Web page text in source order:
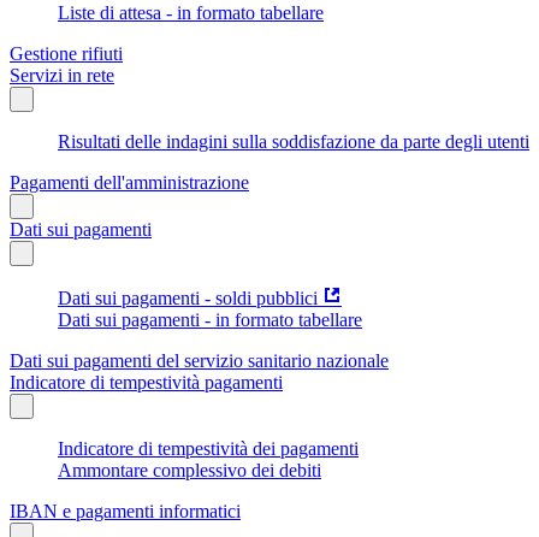
Liste di attesa - in formato tabellare
Gestione rifiuti
Servizi in rete
Risultati delle indagini sulla soddisfazione da parte degli utenti
Pagamenti dell'amministrazione
Dati sui pagamenti
Dati sui pagamenti - soldi pubblici
Dati sui pagamenti - in formato tabellare
Dati sui pagamenti del servizio sanitario nazionale
Indicatore di tempestività pagamenti
Indicatore di tempestività dei pagamenti
Ammontare complessivo dei debiti
IBAN e pagamenti informatici